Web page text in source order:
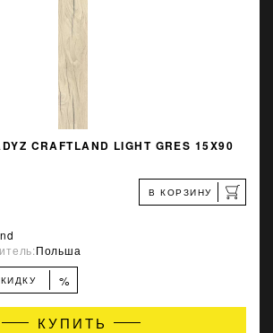
CRAFTLAND LIGHT GRES 15X90
В КОРЗИНУ
Польша
%
КУПИТЬ